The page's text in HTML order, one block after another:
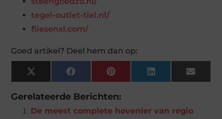
tegel-outlet-tiel.nl/
fliesenxl.com/
Goed artikel? Deel hem dan op:
X
(Twitter)
Facebook Pinterest LinkedIn Email
Gerelateerde Berichten:
De meest complete hovenier van regio